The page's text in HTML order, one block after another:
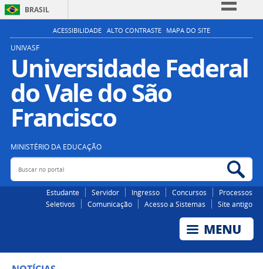
BRASIL
Simplifique!
Participe
Acesso à informação
Legislação
ACESSIBILIDADE ALTO CONTRASTE MAPA DO SITE
UNIVASF
Universidade Federal
do Vale do São
Francisco
MINISTÉRIO DA EDUCAÇÃO
Buscar no portal
Estudante Servidor Ingresso Concursos
Processos
Seletivos
Comunicação Acesso a Sistemas Site antigo